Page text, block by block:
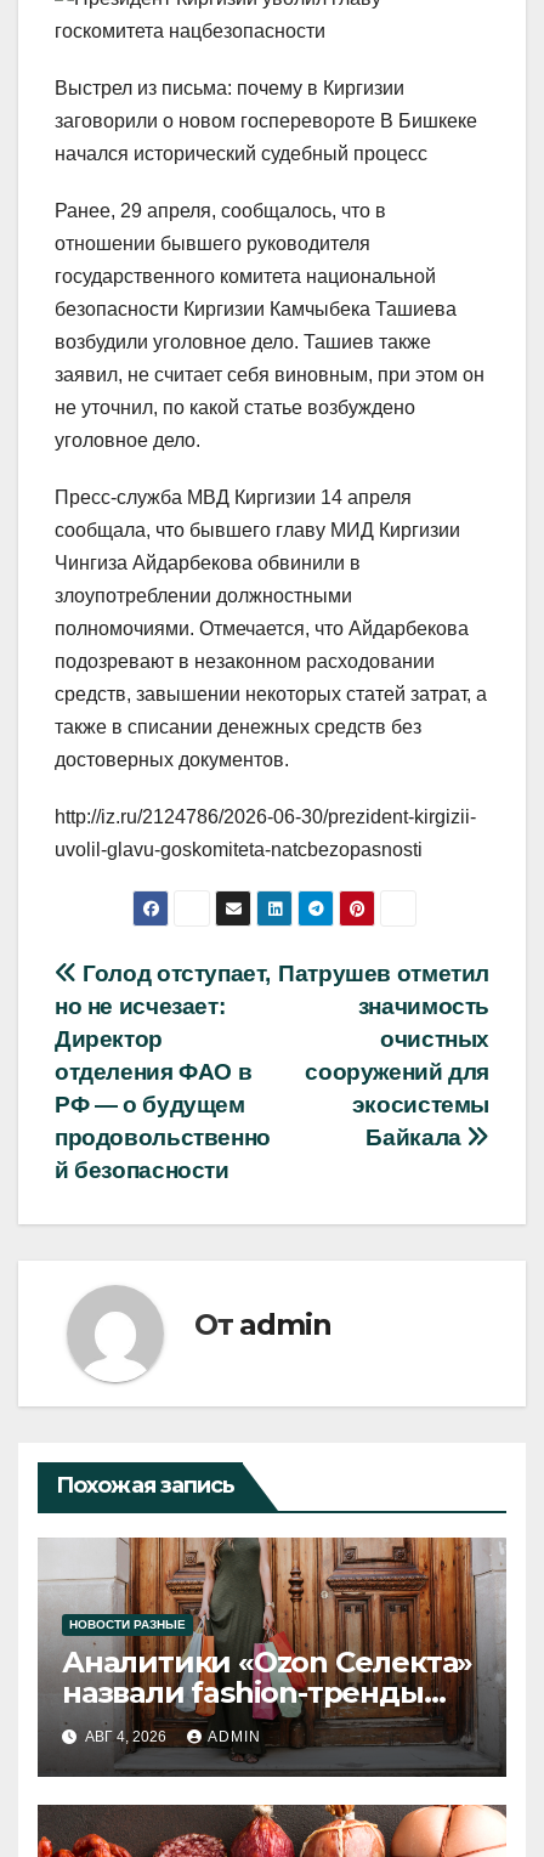
Выстрел из письма: почему в Киргизии
заговорили о новом госперевороте В Бишкеке
начался исторический судебный процесс
Ранее, 29 апреля, сообщалось, что в
отношении бывшего руководителя
государственного комитета национальной
безопасности Киргизии Камчыбека Ташиева
возбудили уголовное дело. Ташиев также
заявил, не считает себя виновным, при этом он
не уточнил, по какой статье возбуждено
уголовное дело.
Пресс-служба МВД Киргизии 14 апреля
сообщала, что бывшего главу МИД Киргизии
Чингиза Айдарбекова обвинили в
злоупотреблении должностными
полномочиями. Отмечается, что Айдарбекова
подозревают в незаконном расходовании
средств, завышении некоторых статей затрат, а
также в списании денежных средств без
достоверных документов.
http://iz.ru/2124786/2026-06-30/prezident-kirgizii-
uvolil-glavu-goskomiteta-natcbezopasnosti
Навигация
по
записям
Патрушев отметил
значимость
очистных
сооружений для
экосистемы
Байкала
Голод отступает,
но не исчезает:
Директор
отделения ФАО в
РФ — о будущем
продовольственно
й безопасности
От admin
Похожая запись
НОВОСТИ РАЗНЫЕ
Аналитики «Ozon Селекта»
назвали fashion-тренды
2026 года
АВГ 4, 2026 ADMIN